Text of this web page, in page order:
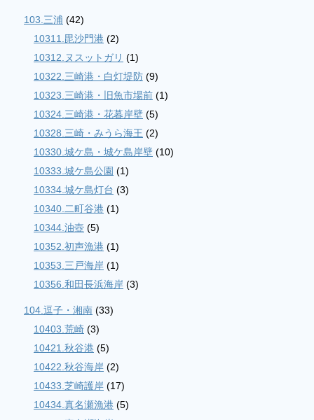
103.三浦 (42)
10311.毘沙門港 (2)
10312.ヌスットガリ (1)
10322.三崎港・白灯堤防 (9)
10323.三崎港・旧魚市場前 (1)
10324.三崎港・花暮岸壁 (5)
10328.三崎・みうら海王 (2)
10330.城ケ島・城ケ島岸壁 (10)
10333.城ケ島公園 (1)
10334.城ケ島灯台 (3)
10340.二町谷港 (1)
10344.油壺 (5)
10352.初声漁港 (1)
10353.三戸海岸 (1)
10356.和田長浜海岸 (3)
104.逗子・湘南 (33)
10403.荒崎 (3)
10421.秋谷港 (5)
10422.秋谷海岸 (2)
10433.芝崎護岸 (17)
10434.真名瀬漁港 (5)